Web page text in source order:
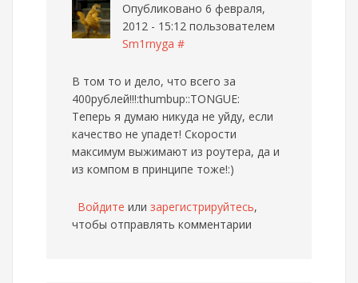
Опубликовано 6 февраля,
2012 - 15:12 пользователем
Sm1rnyga #
В том то и дело, что всего за
400рублей!!!:thumbup::TONGUE:
Теперь я думаю никуда не уйду, если
качество не упадет! Скорости
максимум выжимают из роутера, да и
из компом в принципе тоже!:)
Войдите или зарегистрируйтесь,
чтобы отправлять комментарии